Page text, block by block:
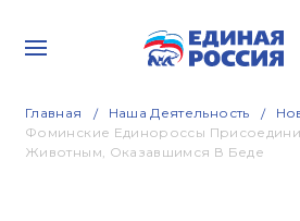
Главная Наша Деятельность
Фоминские Единороссы
Животным, Оказавшимся В Беде